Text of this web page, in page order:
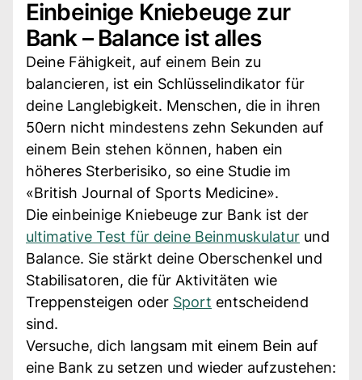
Einbeinige Kniebeuge zur
Bank – Balance ist alles
Deine Fähigkeit, auf einem Bein zu
balancieren, ist ein Schlüsselindikator für
deine Langlebigkeit. Menschen, die in ihren
50ern nicht mindestens zehn Sekunden auf
einem Bein stehen können, haben ein
höheres Sterberisiko, so eine Studie im
«British Journal of Sports Medicine».
Die einbeinige Kniebeuge zur Bank ist der
ultimative Test für deine Beinmuskulatur und
Balance. Sie stärkt deine Oberschenkel und
Stabilisatoren, die für Aktivitäten wie
Treppensteigen oder Sport entscheidend
sind.
Versuche, dich langsam mit einem Bein auf
eine Bank zu setzen und wieder aufzustehen: